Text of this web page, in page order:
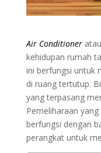
Air Conditioneratau
kehidupan rumah
ini berfungsi untuk
di ruang tertutup.
yang terpasang
Pemeliharaan
berfungsi dengan
perangkat untuk